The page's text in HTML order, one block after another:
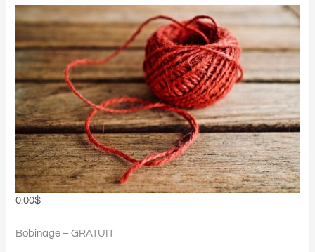
0.00$
Bobinage – GRATUIT
des
écheveaux
GRATUIT